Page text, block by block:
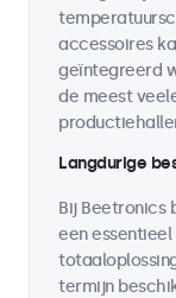
accessoires
geïntegreerd
de meest
Langdurige
Bij Beetronics
een
termijn